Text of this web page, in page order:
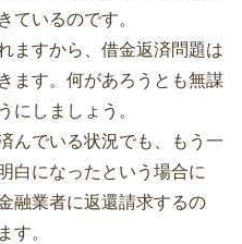
ているのです。
ますから、借金返済問題は
ます。何があろうとも無謀
にしましょう。
んでいる状況でも、もう一
白になったという場合に
融業者に返還請求するの
す。